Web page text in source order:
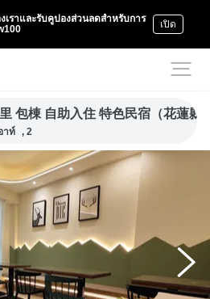
ราและรับคูปองส่วนลดสำหรับการ
เปิด
包棟 自助入住 特色民宿（花蓮縣
าท์ , 2